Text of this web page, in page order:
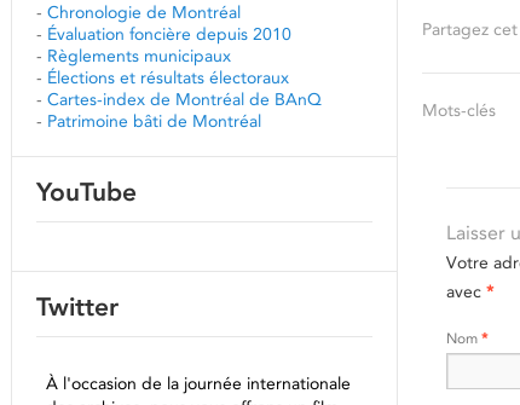
Partagez
Mots-clés
Laisser
Votre
avec *
Nom *
- Chronologie de Montréal
- Évaluation foncière depuis 2010
- Règlements municipaux
- Élections et résultats électoraux
- Cartes-index de Montréal de BAnQ
- Patrimoine bâti de Montréal
YouTube
Twitter
À l'occasion de la journée internationale